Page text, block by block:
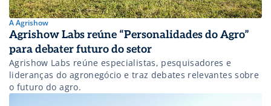
A Agrishow
Agrishow Labs reúne “Personalidades do Agro”
para debater futuro do setor
Agrishow Labs reúne especialistas, pesquisadores e
lideranças do agronegócio e traz debates relevantes sobre
o futuro do agro.